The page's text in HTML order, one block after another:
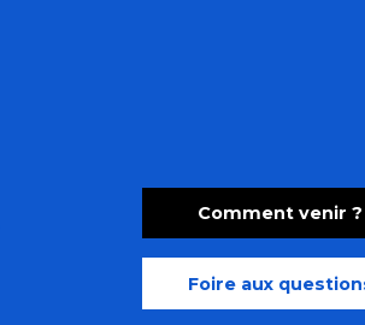
Comment venir ?
Foire aux